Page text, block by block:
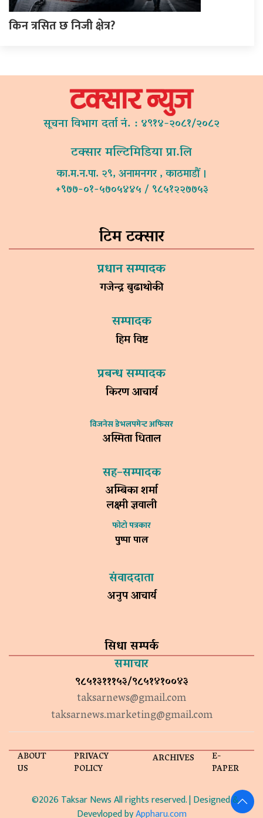
किन त्रसित छ निजी क्षेत्र?
सूचना विभाग दर्ता नं. : ४९१४-२०८१/२०८२
टक्सार मल्टिमिडिया प्रा.लि
का.म.न.पा. २९, अनामनगर , काठमाडौं ।
+९७७-०१-५७०५४४५ / ९८५१२२७७५३
टिम टक्सार
प्रधान सम्पादक
गजेन्द्र बुढाथोकी
सम्पादक
हिम विष्ट
प्रबन्ध सम्पादक
किरण आचार्य
विजनेस डेभलपमेन्ट अफिसर
अस्मिता धिताल
सह–सम्पादक
अम्बिका शर्मा
लक्ष्मी ज्ञवाली
फोटो पत्रकार
पुष्पा पाल
संवाददाता
अनुप आचार्य
सिधा सम्पर्क
समाचार
९८५१३१११५३/९८५१४१००४३
taksarnews@gmail.com
taksarnews.marketing@gmail.com
ABOUT
US
PRIVACY
POLICY
ARCHIVES E-
PAPER
©2026 Taksar News All rights reserved. | Designed &
Devevloped byAppharu.com